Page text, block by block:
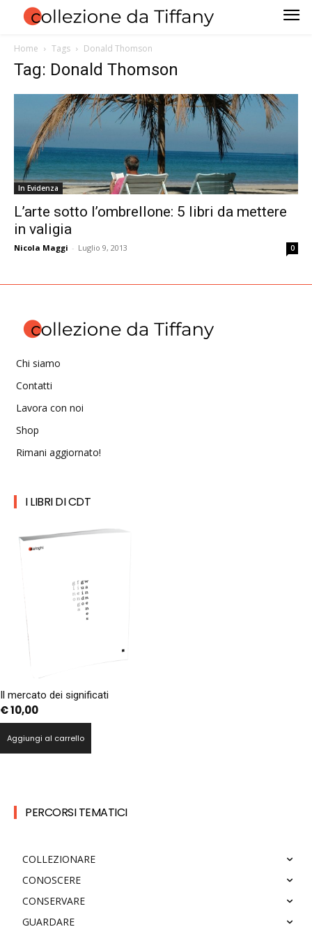
Home Tags Donald Thomson
Tag: Donald Thomson
In Evidenza
L’arte sotto l’ombrellone: 5 libri da mettere
in valigia
Nicola Maggi - Luglio 9, 2013 0
Chi siamo
Contatti
Lavora con noi
Shop
Rimani aggiornato!
I LIBRI DI CDT
Il mercato dei significati
€10,00
Aggiungi al carrello
PERCORSI TEMATICI
COLLEZIONARE
CONOSCERE
CONSERVARE
GUARDARE